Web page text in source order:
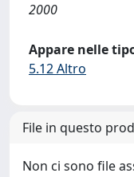
2000
Appare nelle
5.12 Altro
File in questo
Non ci sono file